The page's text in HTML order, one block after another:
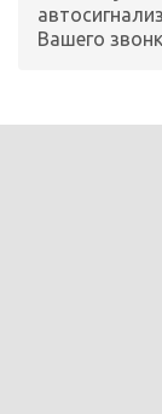
Вашего